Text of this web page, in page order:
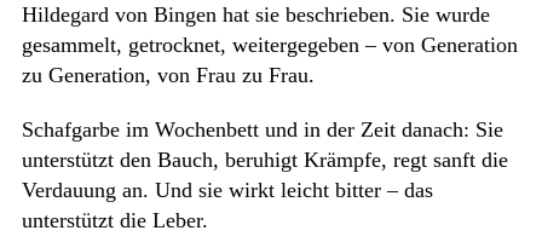
Hildegard von Bingen hat sie beschrieben. Sie wurde
gesammelt, getrocknet, weitergegeben – von Generation
zu Generation, von Frau zu Frau.
Schafgarbe im Wochenbett und in der Zeit danach: Sie
unterstützt den Bauch, beruhigt Krämpfe, regt sanft die
Verdauung an. Und sie wirkt leicht bitter – das
unterstützt die Leber.